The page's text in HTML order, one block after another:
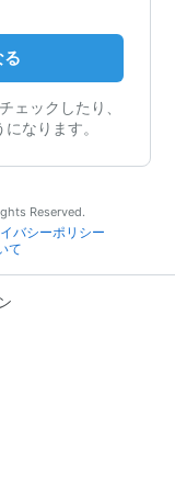
る
ェックしたり、
なります。
Reserved.
バシーポリシー
て